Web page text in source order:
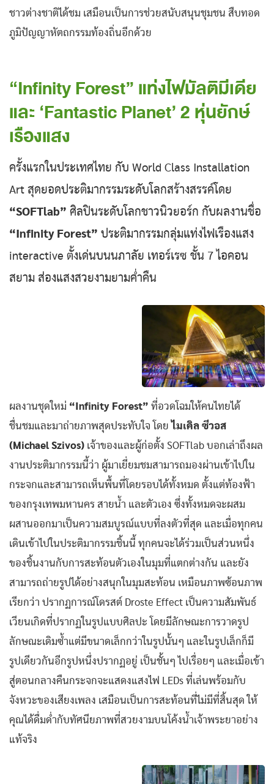
ชาวต่างชาติได้ชม เสมือนเป็นการช่วยสนับสนุนชุมชน สืบทอด
ภูมิปัญญาหัตถกรรมท้องถิ่นอีกด้วย
“Infinity Forest” แท่งไฟมัลติมีเดีย
และ ‘Fantastic Planet’ 2 หุ่นยักษ์
เรืองแสง
ครั้งแรกในประเทศไทย กับ World Class Installation
Art สุดยอดประติมากรรมระดับโลกสร้างสรรค์โดย
“SOFTlab” ศิลปินระดับโลกชาวนิวยอร์ก กับผลงานชื่อ
“Infinity Forest” ประติมากรรมกลุ่มแท่งไฟเรืองแสง
interactive ตั้งเด่นบนนภาลัย เทอร์เรซ ชั้น 7 ไอคอน
สยาม ส่องแสงสวยงามยามค่ำคืน
ผลงานชุดใหม่ “Infinity Forest” ที่อวดโฉมให้คนไทยได้
ชื่นชมและมาถ่ายภาพสุดประทับใจ โดยไมเคิล ซีวอส
(Michael Szivos) เจ้าของและผู้ก่อตั้ง SOFTlab บอกเล่าถึงผล
งานประติมากรรมนี้ว่า ผู้มาเยี่ยมชมสามารถมองผ่านเข้าไปใน
กระจกและสามารถเห็นพื้นที่โดยรอบได้ทั้งหมด ตั้งแต่ท้องฟ้า
ของกรุงเทพมหานคร สายน้ำ และตัวเอง ซึ่งทั้งหมดจะผสม
ผสานออกมาเป็นความสมบูรณ์แบบที่ลงตัวที่สุด และเมื่อทุกคน
เดินเข้าไปในประติมากรรมชิ้นนี้ ทุกคนจะได้ร่วมเป็นส่วนหนึ่ง
ของชิ้นงานกับการสะท้อนตัวเองในมุมที่แตกต่างกัน และยัง
สามารถถ่ายรูปได้อย่างสนุกในมุมสะท้อน เหมือนภาพซ้อนภาพ
เรียกว่า ปรากฏการณ์โดรสต์ Droste Effect เป็นความสัมพันธ์
เวียนเกิดที่ปรากฏในรูปแบบศิลปะ โดยมีลักษณะการวาดรูป
ลักษณะเดิมซ้ำแต่มีขนาดเล็กกว่าในรูปนั้นๆ และในรูปเล็กก็มี
รูปเดียวกันอีกรูปหนึ่งปรากฏอยู่ เป็นชั้นๆ ไปเรื่อยๆ และเมื่อเข้า
สู่ตอนกลางคืนกระจกจะแสดงแสงไฟ LEDs ที่เล่นพร้อมกับ
จังหวะของเสียงเพลง เสมือนเป็นการสะท้อนที่ไม่มีที่สิ้นสุด ให้
คุณได้ดื่มด่ำกับทัศนียภาพที่สวยงามบนโค้งน้ำเจ้าพระยาอย่าง
แท้จริง